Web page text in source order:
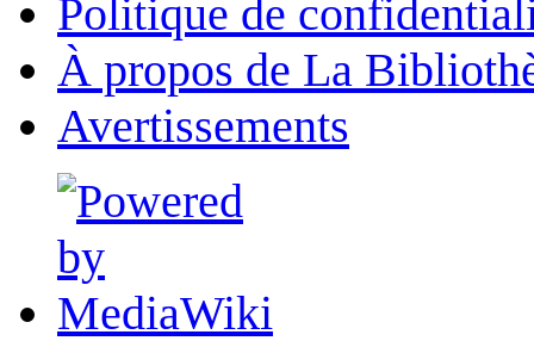
Politique de
À propos de La
Avertissements